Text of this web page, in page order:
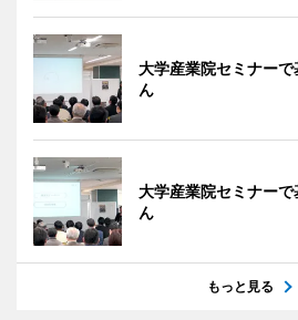
大学産業院セミナー
ん
大学産業院セミナー
ん
もっと見る